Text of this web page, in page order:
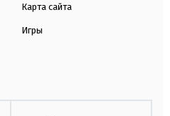
Карта сайта
Игры